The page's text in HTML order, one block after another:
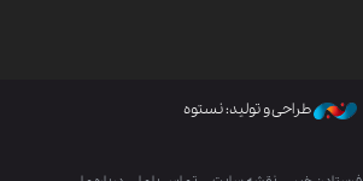
طراحی و تولید: نستوه